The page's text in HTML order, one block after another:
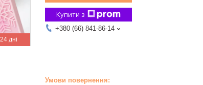
24 дні
Купити з
+380 (66) 841-86-14